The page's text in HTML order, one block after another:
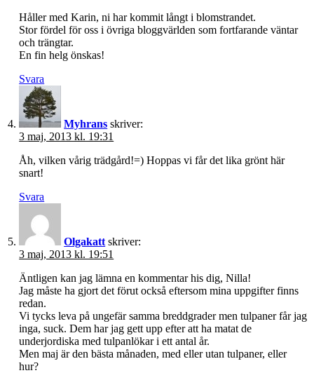
Håller med Karin, ni har kommit långt i blomstrandet.
Stor fördel för oss i övriga bloggvärlden som fortfarande väntar
och trängtar.
En fin helg önskas!
Svara
Myhrans skriver:
3 maj, 2013 kl. 19:31
Åh, vilken vårig trädgård!=) Hoppas vi får det lika grönt här
snart!
Svara
Olgakatt skriver:
3 maj, 2013 kl. 19:51
Äntligen kan jag lämna en kommentar his dig, Nilla!
Jag måste ha gjort det förut också eftersom mina uppgifter finns
redan.
Vi tycks leva på ungefär samma breddgrader men tulpaner får jag
inga, suck. Dem har jag gett upp efter att ha matat de
underjordiska med tulpanlökar i ett antal år.
Men maj är den bästa månaden, med eller utan tulpaner, eller
hur?